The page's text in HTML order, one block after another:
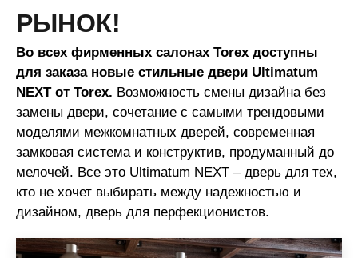
РЫНОК!
Во всех фирменных салонах Torex доступны
для заказа новые стильные двери Ultimatum
NEXT от Torex. Возможность смены дизайна без
замены двери, сочетание с самыми трендовыми
моделями межкомнатных дверей, современная
замковая система и конструктив, продуманный до
мелочей. Все это Ultimatum NEXT – дверь для тех,
кто не хочет выбирать между надежностью и
дизайном, дверь для перфекционистов.